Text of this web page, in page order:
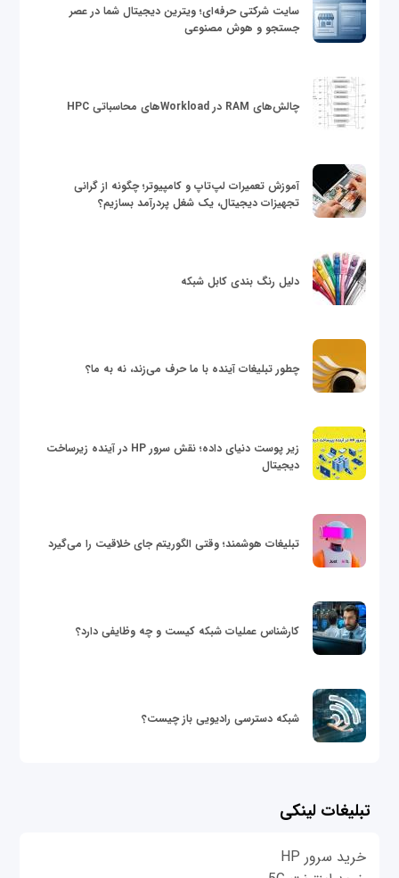
سایت شرکتی حرفه‌ای؛ ویترین دیجیتال شما در عصر
جستجو و هوش مصنوعی
چالش‌های RAM در Workloadهای محاسباتی HPC
آموزش تعمیرات لپ‌تاپ و کامپیوتر؛ چگونه از گرانی
تجهیزات دیجیتال، یک شغل پردرآمد بسازیم؟
دلیل رنگ بندی کابل شبکه
چطور تبلیغات آینده با ما حرف می‌زند، نه به ما؟
زیر پوست دنیای داده؛ نقش سرور HP در آینده زیرساخت
دیجیتال
تبلیغات هوشمند؛ وقتی الگوریتم جای خلاقیت را می‌گیرد
کارشناس عملیات شبکه کیست و چه وظایفی دارد؟
شبکه دسترسی رادیویی باز چیست؟
تبلیغات لینکی
خرید سرور HP